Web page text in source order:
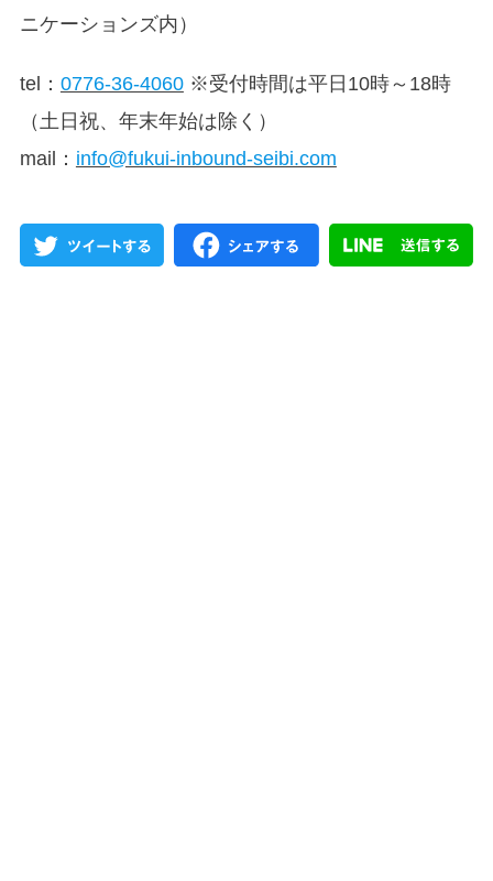
ニケーションズ内）
tel： 0776-36-4060※受付時間は平日10時～18時
（土日祝、年末年始は除く）
mail： info@fukui-inbound-seibi.com